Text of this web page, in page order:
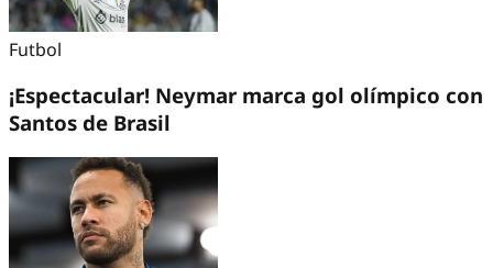
Futbol
¡Espectacular! Neymar marca gol olímpico con
Santos de Brasil